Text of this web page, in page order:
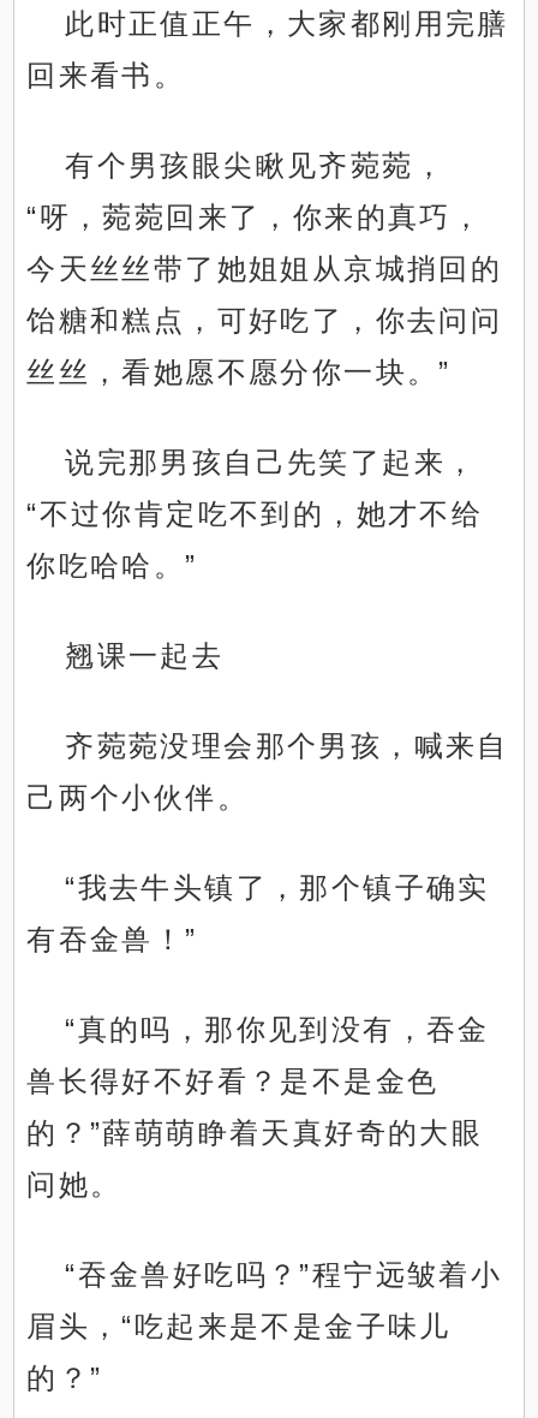
此时正值正午，大家都刚用完膳
回来看书。
有个男孩眼尖瞅见齐菀菀，
“呀，菀菀回来了，你来的真巧，
今天丝丝带了她姐姐从京城捎回的
饴糖和糕点，可好吃了，你去问问
丝丝，看她愿不愿分你一块。”
说完那男孩自己先笑了起来，
“不过你肯定吃不到的，她才不给
你吃哈哈。”
翘课一起去
齐菀菀没理会那个男孩，喊来自
己两个小伙伴。
“我去牛头镇了，那个镇子确实
有吞金兽！”
“真的吗，那你见到没有，吞金
兽长得好不好看？是不是金色
的？”薛萌萌睁着天真好奇的大眼
问她。
“吞金兽好吃吗？”程宁远皱着小
眉头，“吃起来是不是金子味儿
的？”